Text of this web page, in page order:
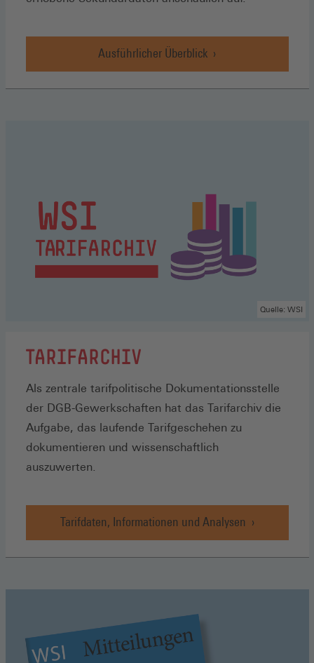
Ausführlicher Überblick
Quelle: WSI
TARIFARCHIV
Als zentrale tarifpolitische Dokumentationsstelle
der DGB-Gewerkschaften hat das Tarifarchiv die
Aufgabe, das laufende Tarifgeschehen zu
dokumentieren und wissenschaftlich
auszuwerten.
Tarifdaten, Informationen und Analysen